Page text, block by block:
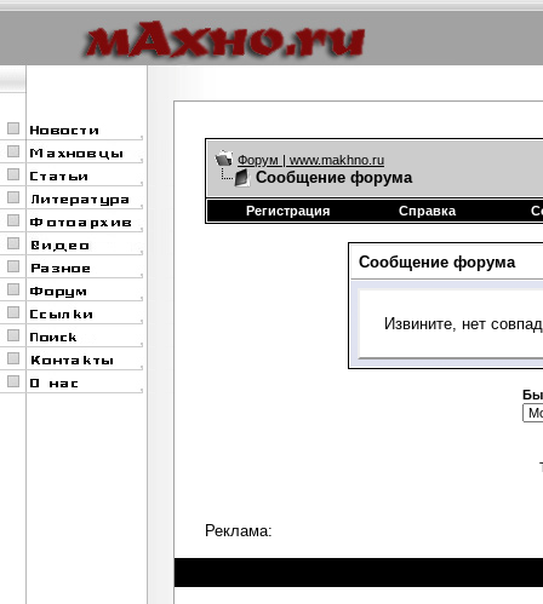
Форум | www.makhno.ru
Сообщение форума
Регистрация Справка
Сообщение форума
Извините, нет
Реклама: